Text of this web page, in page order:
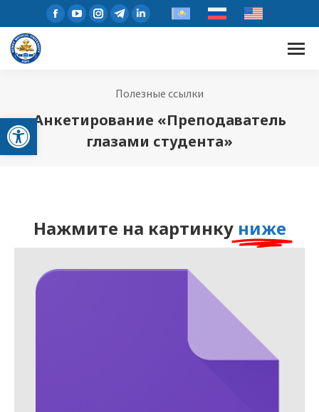
Открыть панель инструментов
Полезные ссылки
Анкетирование «Преподаватель
глазами студента»
Нажмите на картинку ниже